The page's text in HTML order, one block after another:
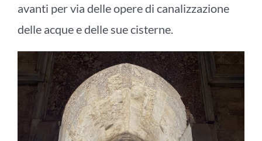
avanti per via delle opere di canalizzazione
delle acque e delle sue cisterne.